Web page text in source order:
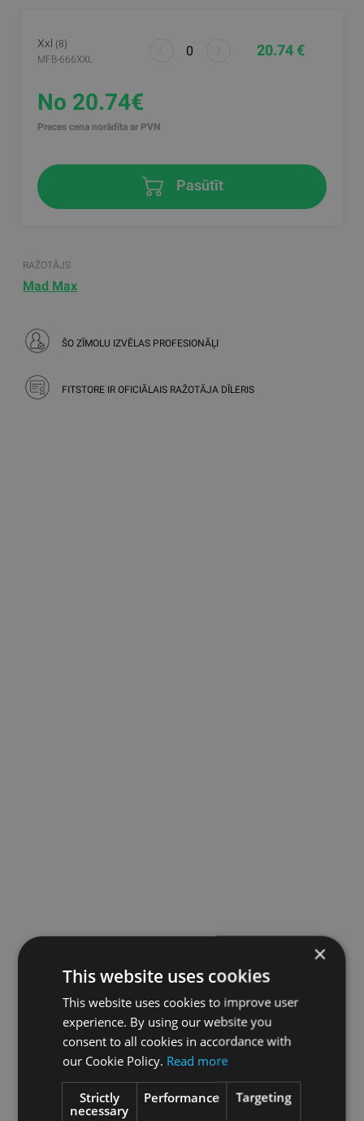
Xxl (8)
MFB-666XXL
20.74 €
No 20.74€
Preces cena norādīta ar PVN
Pasūtīt
RAŽOTĀJS
Mad Max
ŠO ZĪMOLU IZVĒLAS PROFESIONĀĻI
FITSTORE IR OFICIĀLAIS RAŽOTĀJA DĪLERIS
×
This website uses cookies
This website uses cookies to improve user
experience. By using our website you
consent to all cookies in accordance with
our Cookie Policy. Read more
Strictly
necessary
Performance Targeting